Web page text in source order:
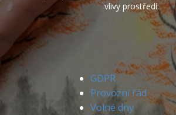
vlivy prostředí.
GDPR
Provozní řád
Volné dny